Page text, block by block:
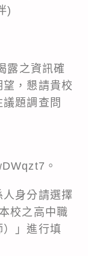
)
露之資訊確
，懇請貴校
題調查問
。
身分請選擇
校之高中職
）」進行填